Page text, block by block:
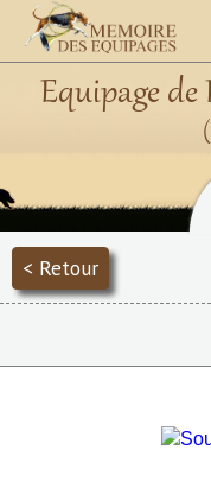
Equipage
< Retour